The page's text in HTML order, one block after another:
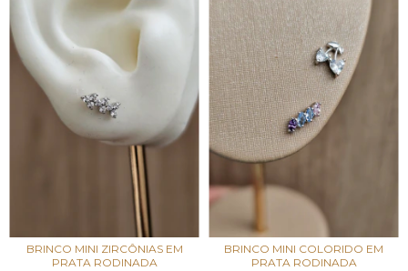
BRINCO MINI ZIRCÔNIAS EM
PRATA RODINADA
BRINCO MINI COLORIDO EM
PRATA RODINADA